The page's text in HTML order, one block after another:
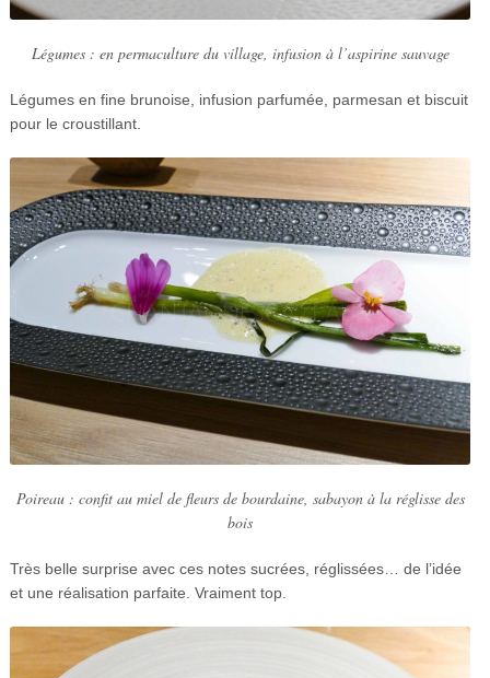
Légumes : en permaculture du village, infusion à l’aspirine sauvage
Légumes en fine brunoise, infusion parfumée, parmesan et biscuit
pour le croustillant.
Poireau : confit au miel de fleurs de bourdaine, sabayon à la réglisse des
bois
Très belle surprise avec ces notes sucrées, réglissées… de l’idée
et une réalisation parfaite. Vraiment top.